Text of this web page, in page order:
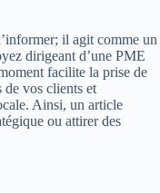
il agit comme un
dirigeant d’une PME
facilite la prise de
vos clients et
Ainsi, un article
ou attirer des